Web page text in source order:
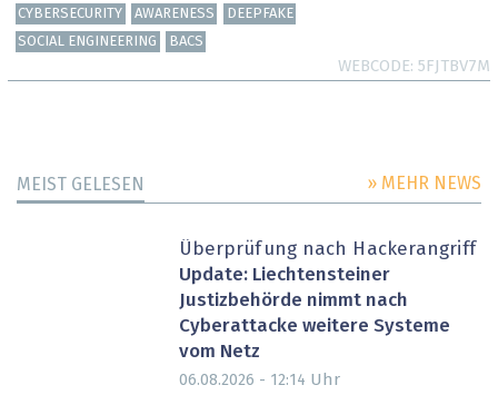
CYBERSECURITY AWARENESS
DEEPFAKE
SOCIAL ENGINEERING
BACS
WEBCODE 5FJTBV7M
MEIST GELESEN » MEHR NEWS
Überprüfung nach Hackerangriff
Update: Liechtensteiner
Justizbehörde nimmt nach
Cyberattacke weitere Systeme
vom Netz
06.08.2026 - 12:14 Uhr